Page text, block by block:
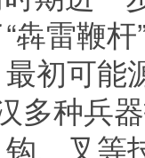
犇雷鞭
初可能
多种兵
、叉等